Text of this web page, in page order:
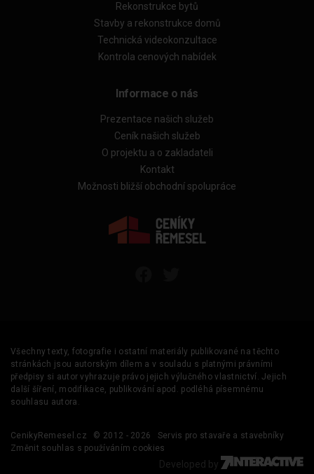
Rekonstrukce bytů
Stavby a rekonstrukce domů
Technická videokonzultace
Kontrola cenových nabídek
Informace o nás
Prezentace našich služeb
Ceník našich služeb
O projektu a o zakladateli
Kontakt
Možnosti bližší obchodní spolupráce
Všechny texty, fotografie i ostatní materiály publikované na těchto
stránkách jsou autorským dílem a v souladu s platnými právními
předpisy si autor vyhrazuje právo jejich výlučného vlastnictví. Jejich
další šíření, modifikace, publikování apod. podléhá písemnému
souhlasu autora.
CenikyRemesel.cz © 2012 - 2026
Servis pro stavaře a stavebníky
Změnit souhlas s používáním cookies
Developed by